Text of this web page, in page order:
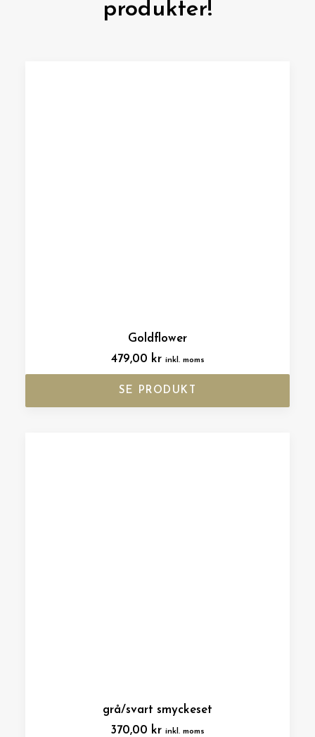
produkter!
Goldflower
479,00 kr inkl. moms
SE PRODUKT
grå/svart smyckeset
370,00 kr inkl. moms